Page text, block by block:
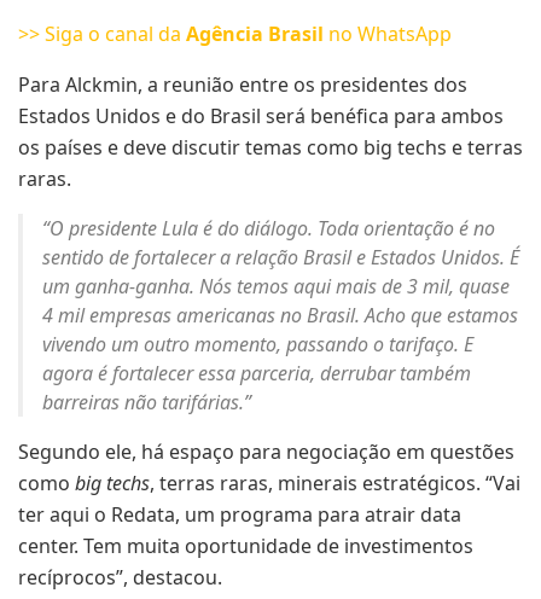
>> Siga o canal da Agência Brasil no WhatsApp
Para Alckmin, a reunião entre os presidentes dos
Estados Unidos e do Brasil será benéfica para ambos
os países e deve discutir temas como big techs e terras
raras.
“O presidente Lula é do diálogo. Toda orientação é no
sentido de fortalecer a relação Brasil e Estados Unidos. É
um ganha-ganha. Nós temos aqui mais de 3 mil, quase
4 mil empresas americanas no Brasil. Acho que estamos
vivendo um outro momento, passando o tarifaço. E
agora é fortalecer essa parceria, derrubar também
barreiras não tarifárias.”
Segundo ele, há espaço para negociação em questões
como big techs, terras raras, minerais estratégicos. “Vai
ter aqui o Redata, um programa para atrair data
center. Tem muita oportunidade de investimentos
recíprocos”, destacou.